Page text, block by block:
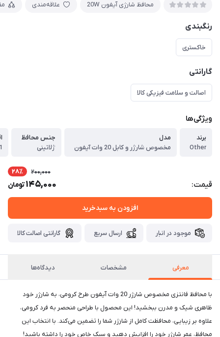
محافظ شارژی آیفون 20W علاقه‌مندی
رنگبندی
خاکستری
گارانتی
اصالت و سلامت فیزیکی کالا
ویژگی‌ها
برند
Other
مدل
مخصوص شارژر و کابل 20 وات آیفون
جنس محافظ
ژلاتینی
قیمت:
200,000 28٪
145,000تومان
افزودن به سبدخرید
موجود در انبار ارسال سریع گارانتی اصالت کالا
معرفی مشخصات دیدگاه‌ها
با محافظ فانتزی مخصوص شارژر 20 وات آیفون طرح کرومی، به شارژر خود
ظاهری شیک و مدرن ببخشید! این محصول با طراحی منحصر به فرد کرومی،
علاوه بر زیبایی، محافظت کامل از شارژر شما را تضمین می‌کند. با انتخاب این
محافظ، عمر شارژر خود را افزایش دهید و سبک خاص خود را داشته باشید!